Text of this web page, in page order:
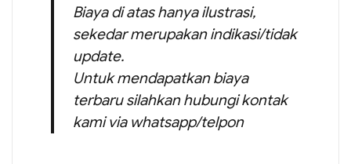
Biaya di atas hanya ilustrasi,
sekedar merupakan indikasi/tidak
update.
Untuk mendapatkan biaya
terbaru silahkan hubungi kontak
kami via whatsapp/telpon